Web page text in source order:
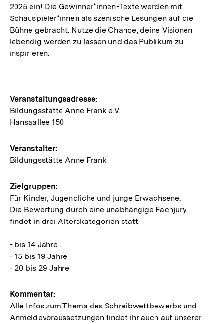
2025 ein! Die Gewinner*innen-Texte werden mit
Schauspieler*innen als szenische Lesungen auf die
Bühne gebracht. Nutze die Chance, deine Visionen
lebendig werden zu lassen und das Publikum zu
inspirieren.
Hinweise
zur
Veranstaltungsadresse:
Bildungsstätte Anne Frank e.V.
Hansaallee 150
Veranstalter:
Bildungsstätte Anne Frank
Zielgruppen:
Für Kinder, Jugendliche und junge Erwachsene.
Die Bewertung durch eine unabhängige Fachjury
findet in drei Alterskategorien statt:
- bis 14 Jahre
- 15 bis 19 Jahre
- 20 bis 29 Jahre
Kommentar:
Alle Infos zum Thema des Schreibwettbewerbs und
Anmeldevoraussetzungen findet ihr auch auf unserer